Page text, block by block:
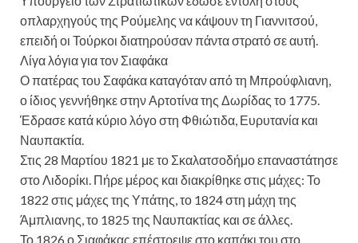
οπλαρχηγούς της Ρούμελης να κάψουν τη Γιαννιτσού,
επειδή οι Τούρκοι διατηρούσαν πάντα στρατό σε αυτή.
Λίγα λόγια για τον Σιαφάκα
Ο πατέρας του Σαφάκα καταγόταν από τη Μπρούφλιανη,
ο ίδιος γεννήθηκε στην Αρτοτίνα της Δωρίδας το 1775.
Έδρασε κατά κύριο λόγο στη Φθιώτιδα, Ευρυτανία και
Ναυπακτία.
Στις 28 Μαρτίου 1821 με το Σκαλατσοδήμο επαναστάτησε
στο Λιδορίκι. Πήρε μέρος και διακρίθηκε στις μάχες: Το
1822 στις μάχες της Υπάτης, το 1824 στη μάχη της
Άμπλιανης, το 1825 της Ναυπακτίας και σε άλλες.
Το 1826 ο Σιαφάκας επέστρεψε στο καπάκι του στο